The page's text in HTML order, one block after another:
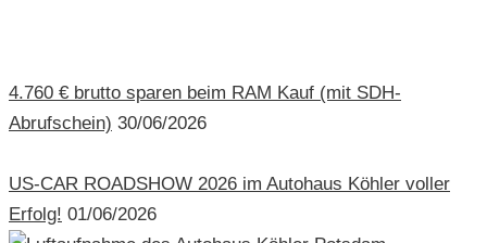
4.760 € brutto sparen beim RAM Kauf (mit SDH-
Abrufschein) 30/06/2026
US-CAR ROADSHOW 2026 im Autohaus Köhler voller
Erfolg! 01/06/2026